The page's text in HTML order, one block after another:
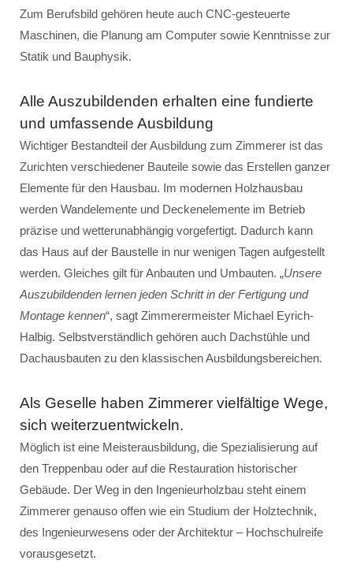
Zum Berufsbild gehören heute auch CNC-gesteuerte
Maschinen, die Planung am Computer sowie Kenntnisse zur
Statik und Bauphysik.
Alle Auszubildenden erhalten eine fundierte
und umfassende Ausbildung
Wichtiger Bestandteil der Ausbildung zum Zimmerer ist das
Zurichten verschiedener Bauteile sowie das Erstellen ganzer
Elemente für den Hausbau. Im modernen Holzhausbau
werden Wandelemente und Deckenelemente im Betrieb
präzise und wetterunabhängig vorgefertigt. Dadurch kann
das Haus auf der Baustelle in nur wenigen Tagen aufgestellt
werden. Gleiches gilt für Anbauten und Umbauten. „Unsere
Auszubildenden lernen jeden Schritt in der Fertigung und
Montage kennen“, sagt Zimmerermeister Michael Eyrich-
Halbig. Selbstverständlich gehören auch Dachstühle und
Dachausbauten zu den klassischen Ausbildungsbereichen.
Als Geselle haben Zimmerer vielfältige Wege,
sich weiterzuentwickeln.
Möglich ist eine Meisterausbildung, die Spezialisierung auf
den Treppenbau oder auf die Restauration historischer
Gebäude. Der Weg in den Ingenieurholzbau steht einem
Zimmerer genauso offen wie ein Studium der Holztechnik,
des Ingenieurwesens oder der Architektur – Hochschulreife
vorausgesetzt.